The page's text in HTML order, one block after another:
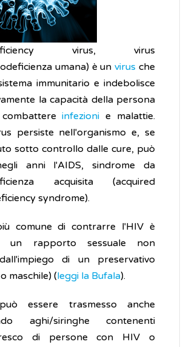
virus, virus
umana) è unvirus che
immunitario e indebolisce
la capacità della persona
infezioni e malattie.
persiste nell'organismo e, se
sotto controllo dalle cure, può
anni l'AIDS, sindrome da
acquisita (acquired
syndrome).
comune di contrarre l'HIV è
un rapporto sessuale non
di un preservativo
maschile) (leggi la Bufala).
essere trasmesso anche
aghi/siringhe contenenti
di persone con HIV o